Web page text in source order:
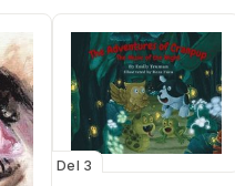
Del 3